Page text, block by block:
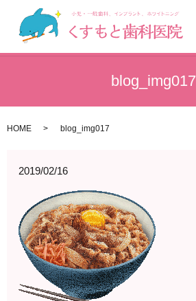
blog_img017
HOME blog_img017
2019/02/16